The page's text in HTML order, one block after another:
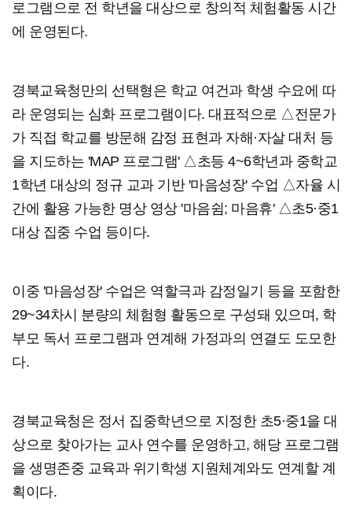
로그램으로 전 학년을 대상으로 창의적 체험활동 시간
에 운영된다.
경북교육청만의 선택형은 학교 여건과 학생 수요에 따
라 운영되는 심화 프로그램이다. 대표적으로 △전문가
가 직접 학교를 방문해 감정 표현과 자해·자살 대처 등
을 지도하는 'MAP 프로그램' △초등 4~6학년과 중학교
1학년 대상의 정규 교과 기반 '마음성장' 수업 △자율 시
간에 활용 가능한 명상 영상 '마음쉼; 마음휴' △초5·중1
대상 집중 수업 등이다.
이중 '마음성장' 수업은 역할극과 감정일기 등을 포함한
29~34차시 분량의 체험형 활동으로 구성돼 있으며, 학
부모 독서 프로그램과 연계해 가정과의 연결도 도모한
다.
경북교육청은 정서 집중학년으로 지정한 초5·중1을 대
상으로 찾아가는 교사 연수를 운영하고, 해당 프로그램
을 생명존중 교육과 위기학생 지원체계와도 연계할 계
획이다.